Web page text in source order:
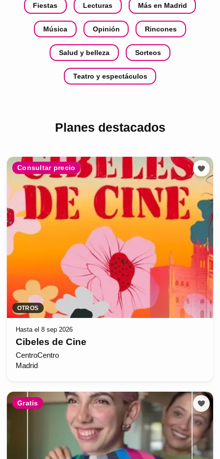
Fiestas Lecturas Más en Madrid
Música Opinión Rincones
Salud y belleza Sorteos
Teatro y espectáculos
Planes destacados
Consultar precio
OTROS
Hasta el 8 sep 2026
Cibeles de Cine
CentroCentro
Madrid
Gratis